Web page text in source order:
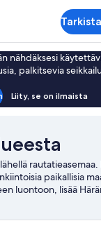
nähdäksesi
palkitsevia
Liity, se on ilmaista
paikallisia
luontoon, lisää
Kariniemen
kohteiden